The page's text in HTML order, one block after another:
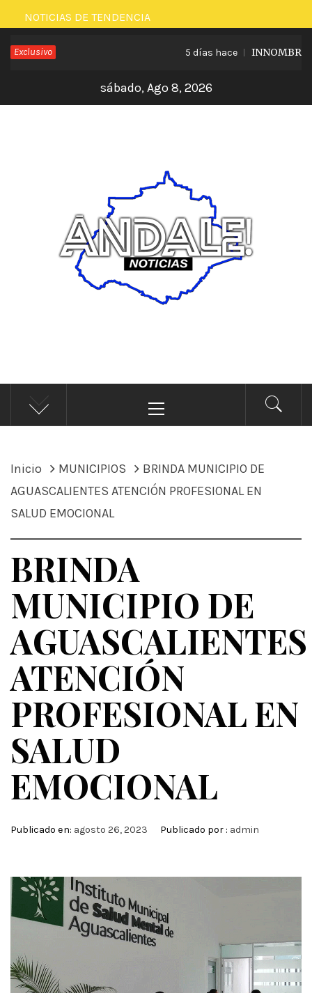
Saltar
al
contenido
NOTICIAS DE TENDENCIA
Exclusivo 5 días hace
sábado, Ago 8, 2026
ÁNDALE NOTICIAS
Noticias
principal
Inicio MUNICIPIOS
BRINDA MUNICIPIO DE
AGUASCALIENTES ATENCIÓN PROFESIONAL EN
SALUD EMOCIONAL
BRINDA
MUNICIPIO DE
AGUASCALIENTES
ATENCIÓN
PROFESIONAL EN
SALUD
EMOCIONAL
Publicado en: agosto 26, 2023 Publicado por : admin